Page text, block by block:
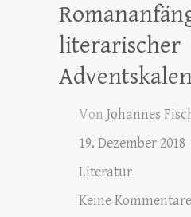
literarischer
Von Johannes
19. Dezember 2018
Literatur
Keine Kommentare